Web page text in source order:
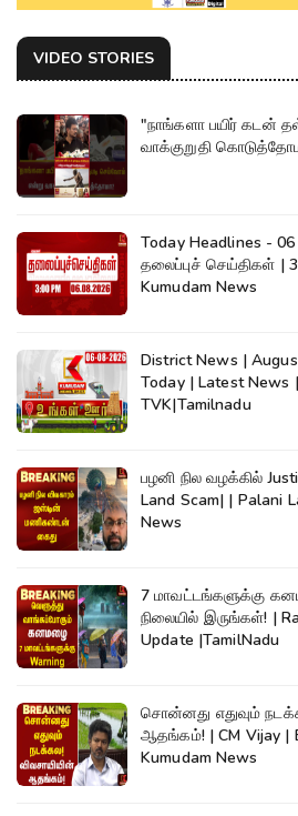
VIDEO STORIES
"நாங்களா பயிர் கடன்
வாக்குறுதி
Today Headlines -
தலைப்புச் செய்திகள் |
Kumudam News
District News |
Today | Latest News
TVK|Tamilnadu
பழனி நில வழக்கில்
Land Scam| | Palani
News
7 மாவட்டங்களுக்கு
நிலையில் இருங்கள்! |
Update |TamilNadu
சொன்னது எதுவும்
ஆதங்கம்! | CM Vijay |
Kumudam News